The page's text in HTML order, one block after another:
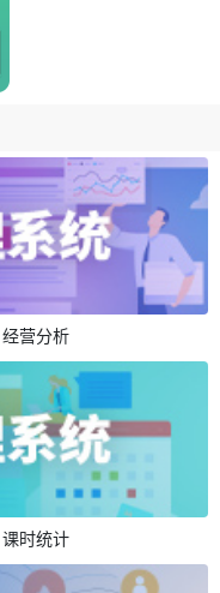
营分析
时统计